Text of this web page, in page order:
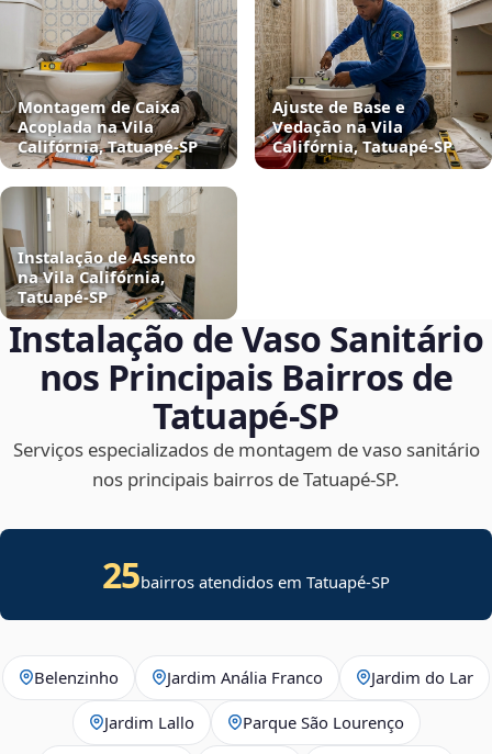
Montagem de Caixa
Acoplada na Vila
Califórnia, Tatuapé‑SP
Ajuste de Base e
Vedação na Vila
Califórnia, Tatuapé‑SP
Instalação de Assento
na Vila Califórnia,
Tatuapé‑SP
Instalação de Vaso Sanitário
nos Principais Bairros de
Tatuapé‑SP
Serviços especializados de montagem de vaso sanitário
nos principais bairros de Tatuapé‑SP.
25bairros atendidos em Tatuapé-SP
Belenzinho Jardim Anália Franco Jardim do Lar
Jardim Lallo Parque São Lourenço